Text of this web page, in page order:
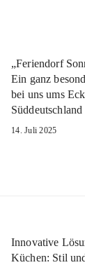
„Feriendorf
Ein ganz
bei uns ums
Süddeutschland
14. Juli 2025
Innovative
Küchen: Stil